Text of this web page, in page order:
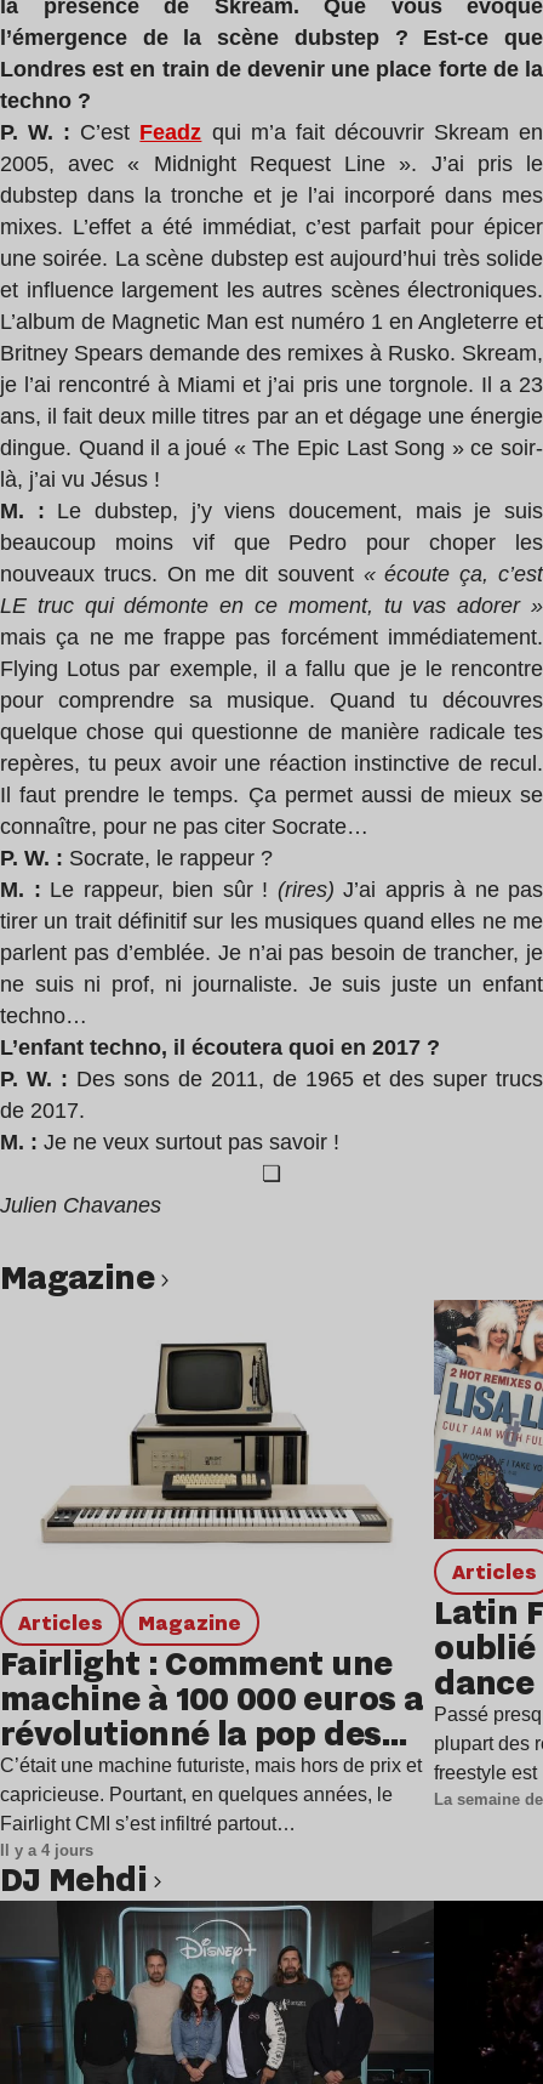
la présence de Skream. Que vous évoque
l’émergence de la scène dubstep ? Est-ce que
Londres est en train de devenir une place forte de la
techno ?
P. W. : C’est Feadz qui m’a fait découvrir Skream en
2005, avec « Midnight Request Line ». J’ai pris le
dubstep dans la tronche et je l’ai incorporé dans mes
mixes. L’effet a été immédiat, c’est parfait pour épicer
une soirée. La scène dubstep est aujourd’hui très solide
et influence largement les autres scènes électroniques.
L’album de Magnetic Man est numéro 1 en Angleterre et
Britney Spears demande des remixes à Rusko. Skream,
je l’ai rencontré à Miami et j’ai pris une torgnole. Il a 23
ans, il fait deux mille titres par an et dégage une énergie
dingue. Quand il a joué « The Epic Last Song » ce soir-
là, j’ai vu Jésus !
M. : Le dubstep, j’y viens doucement, mais je suis
beaucoup moins vif que Pedro pour choper les
nouveaux trucs. On me dit souvent « écoute ça, c’est
LE truc qui démonte en ce moment, tu vas adorer »
mais ça ne me frappe pas forcément immédiatement.
Flying Lotus par exemple, il a fallu que je le rencontre
pour comprendre sa musique. Quand tu découvres
quelque chose qui questionne de manière radicale tes
repères, tu peux avoir une réaction instinctive de recul.
Il faut prendre le temps. Ça permet aussi de mieux se
connaître, pour ne pas citer Socrate…
P. W. : Socrate, le rappeur ?
M. : Le rappeur, bien sûr ! (rires) J’ai appris à ne pas
tirer un trait définitif sur les musiques quand elles ne me
parlent pas d’emblée. Je n’ai pas besoin de trancher, je
ne suis ni prof, ni journaliste. Je suis juste un enfant
techno…
L’enfant techno, il écoutera quoi en 2017 ?
P. W. : Des sons de 2011, de 1965 et des super trucs
de 2017.
M. : Je ne veux surtout pas savoir !
❏
Julien Chavanes
magazine
Articles magazine
Fairlight : Comment une
machine à 100 000 euros a
révolutionné la pop des
années 1980 ?
C’était une machine futuriste, mais hors de prix et
capricieuse. Pourtant, en quelques années, le
Fairlight CMI s’est infiltré partout…
Il y a 4 jours
Articles
Latin
oublié
Passé
plupart des
freestyle
La semaine
DJ Mehdi
Lire l’article